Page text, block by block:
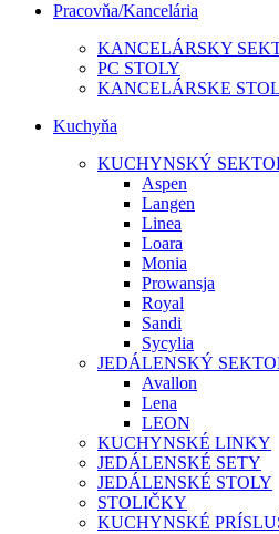
Pracovňa/Kancelária
KANCELÁRSKY
PC STOLY
KANCELÁRSKE
Kuchyňa
KUCHYNSKÝ
Aspen
Langen
Linea
Loara
Monia
Prowansja
Royal
Sandi
Sycylia
JEDÁLENSKÝ
Avallon
Lena
LEON
KUCHYNSKÉ LINKY
JEDÁLENSKÉ SETY
JEDÁLENSKÉ STOLY
STOLIČKY
KUCHYNSKÉ